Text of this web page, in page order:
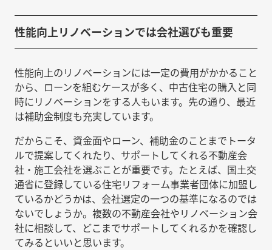
性能向上リノベーションでは会社選びも重要
性能向上のリノベーションには一定の費用がかかること
から、ローンを組むケースが多く、中古住宅の購入と同
時にリノベーションをする人もいます。先の通り、最近
は補助金制度も充実しています。
だからこそ、資金面やローン、補助金のことまでトータ
ルで提案してくれたり、サポートしてくれる不動産会
社・施工会社を選ぶことが重要です。たとえば、国土交
通省に登録している住宅リフォーム事業者団体に加盟し
ているかどうかは、会社選定の一つの基準になるのでは
ないでしょうか。複数の不動産会社やリノベーション会
社に相談して、どこまでサポートしてくれるかを確認し
てみるといいと思います。